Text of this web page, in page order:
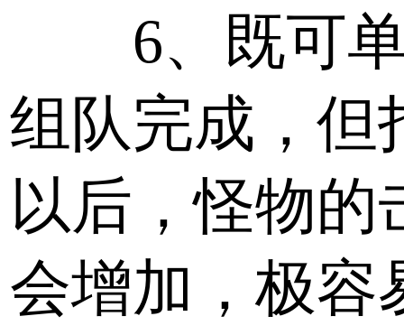
6、既可单
组队完成，但
以后，怪物的
会增加，极容